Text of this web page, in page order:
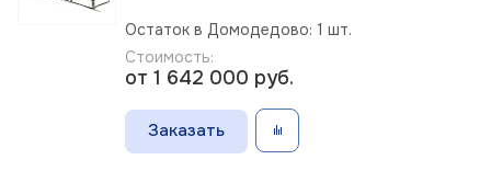
Остаток в Домодедово: 1 шт.
Стоимость:
от 1 642 000 руб.
Заказать